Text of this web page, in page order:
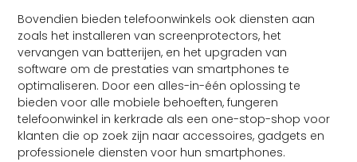
Bovendien bieden telefoonwinkels ook diensten aan
zoals het installeren van screenprotectors, het
vervangen van batterijen, en het upgraden van
software om de prestaties van smartphones te
optimaliseren. Door een alles-in-één oplossing te
bieden voor alle mobiele behoeften, fungeren
telefoonwinkel in kerkrade als een one-stop-shop voor
klanten die op zoek zijn naar accessoires, gadgets en
professionele diensten voor hun smartphones.